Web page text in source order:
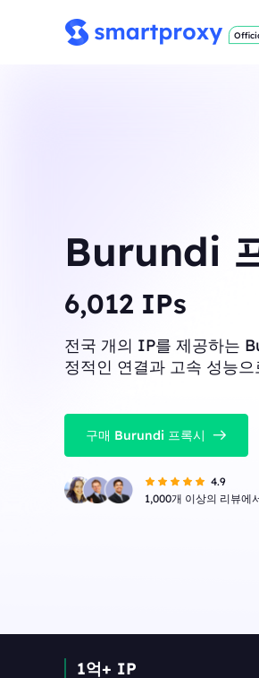
Burundi
6,012 IPs
전국 개의 IP를 제공하는
정적인 연결과 고속 성능
구매 Burundi 프록시
4.9
1,000개 이상의 리뷰에
1억+ IP